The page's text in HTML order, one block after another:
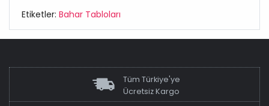
Etiketler: Bahar Tabloları
Tüm Türkiye'ye
Ücretsiz Kargo